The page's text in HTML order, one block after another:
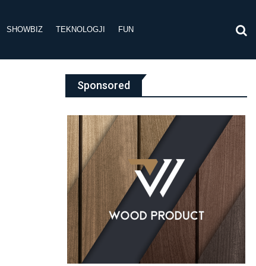
SHOWBIZ TEKNOLOGJI FUN
Sponsored